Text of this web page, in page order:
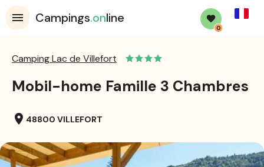
Campings.online
0
Camping Lac de Villefort
Mobil-home Famille 3 Chambres
location_on 48800 VILLEFORT